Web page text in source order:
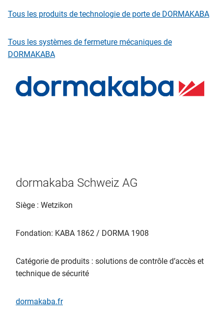
Tous les produits de technologie de porte de DORMAKABA
Tous les systèmes de fermeture mécaniques de
DORMAKABA
dormakaba Schweiz AG
Siège : Wetzikon
Fondation: KABA 1862 / DORMA 1908
Catégorie de produits : solutions de contrôle d’accès et
technique de sécurité
dormakaba.fr